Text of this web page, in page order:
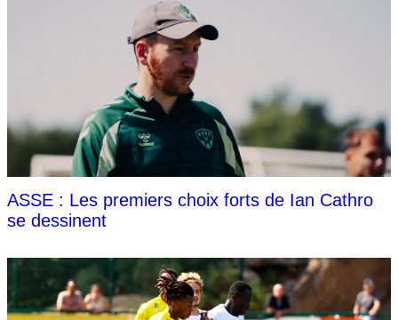
ASSE : Les premiers choix forts de Ian Cathro
se dessinent